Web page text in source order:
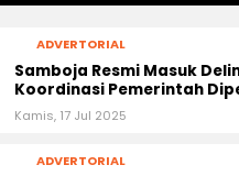
ADVERTORIAL
Samboja Resmi Masuk
Koordinasi Pemerintah
Kamis, 17 Jul 2025
ADVERTORIAL